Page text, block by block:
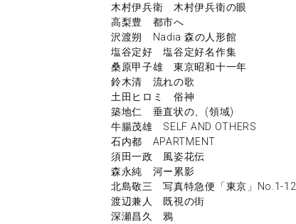
木村伊兵衛 木村伊兵衛の眼
高梨豊 都市へ
沢渡朔 Nadia 森の人形館
塩谷定好 塩谷定好名作集
桑原甲子雄 東京昭和十一年
鈴木清 流れの歌
土田ヒロミ 俗神
築地仁 垂直状の、(領域)
牛腸茂雄 SELF AND OTHERS
石内都 APARTMENT
須田一政 風姿花伝
森永純 河ー累影
北島敬三 写真特急便「東京」No.1-12
渡辺兼人 既視の街
深瀬昌久 鴉